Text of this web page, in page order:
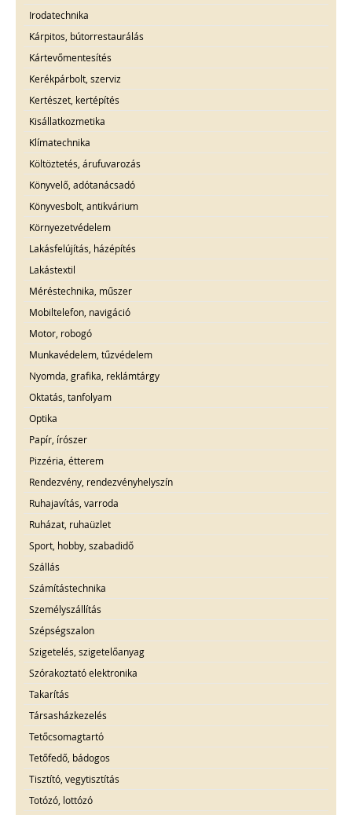
Irodatechnika
Kárpitos, bútorrestaurálás
Kártevőmentesítés
Kerékpárbolt, szerviz
Kertészet, kertépítés
Kisállatkozmetika
Klímatechnika
Költöztetés, árufuvarozás
Könyvelő, adótanácsadó
Könyvesbolt, antikvárium
Környezetvédelem
Lakásfelújítás, házépítés
Lakástextil
Méréstechnika, műszer
Mobiltelefon, navigáció
Motor, robogó
Munkavédelem, tűzvédelem
Nyomda, grafika, reklámtárgy
Oktatás, tanfolyam
Optika
Papír, írószer
Pizzéria, étterem
Rendezvény, rendezvényhelyszín
Ruhajavítás, varroda
Ruházat, ruhaüzlet
Sport, hobby, szabadidő
Szállás
Számítástechnika
Személyszállítás
Szépségszalon
Szigetelés, szigetelőanyag
Szórakoztató elektronika
Takarítás
Társasházkezelés
Tetőcsomagtartó
Tetőfedő, bádogos
Tisztító, vegytisztítás
Totózó, lottózó